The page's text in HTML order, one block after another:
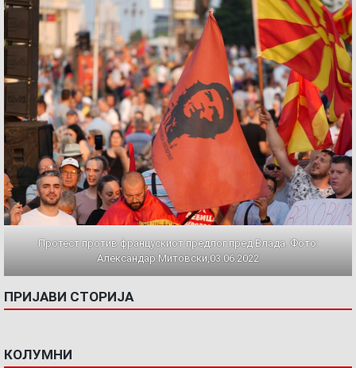
Протест против францускиот предлог пред Влада. Фото:
Александар Митовски,03.06.2022
ПРИЈАВИ СТОРИЈА
КОЛУМНИ